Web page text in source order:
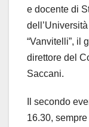
e docente di
“Vanvitelli”, il
direttore del
Saccani.
Il secondo
16.30,